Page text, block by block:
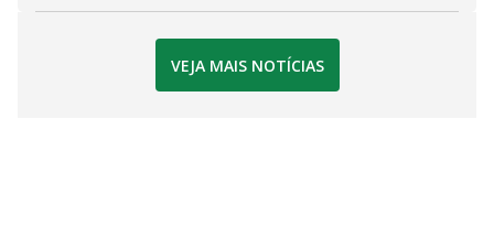
VEJA MAIS NOTÍCIAS